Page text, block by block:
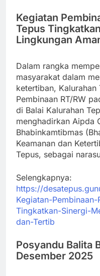
Kegiatan
Tepus
Lingkungan
Dalam rangka
masyarakat dalam
ketertiban, Kalurahan
Pembinaan RT/RW
di Balai Kalurahan
menghadirkan Aipda
Bhabinkamtibmas
Keamanan dan
Tepus, sebagai
Selengkapnya:
https://
Kegiatan-
Tingkatkan-Sinergi-
dan-Tertib
Posyandu Balita
Desember 2025